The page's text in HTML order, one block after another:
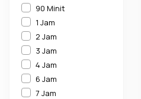
90 Minit
1 Jam
2 Jam
3 Jam
4 Jam
6 Jam
7 Jam